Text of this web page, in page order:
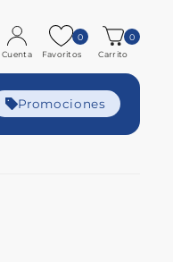
Cuenta Favoritos
0
Carrito
0
Promociones